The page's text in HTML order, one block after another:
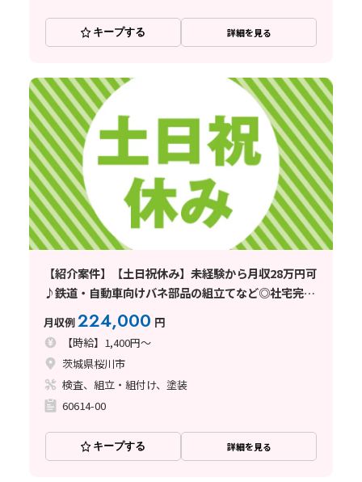
キープする 詳細を見る
【紹介案件】【土日祝休み】未経験から月収28万円可
♪鉄道・自動車向けバネ部品の組立てなど◎社宅完
備！明るい髪色OK☆年休125日＆長期休暇あり
月収例224,000 円
【時給】1,400円～
茨城県桜川市
検査、組立・組付け、塗装
60614-00
キープする 詳細を見る